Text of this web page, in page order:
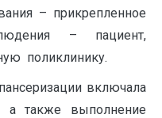
– прикрепленное
– пациент,
поликлинику.
включала
а также выполнение